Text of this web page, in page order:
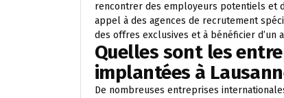
rencontrer des employeurs potentiels et
appel à des agences de recrutement
des offres exclusives et à bénéficier d’un
Quelles sont les
implantées à
De nombreuses entreprises